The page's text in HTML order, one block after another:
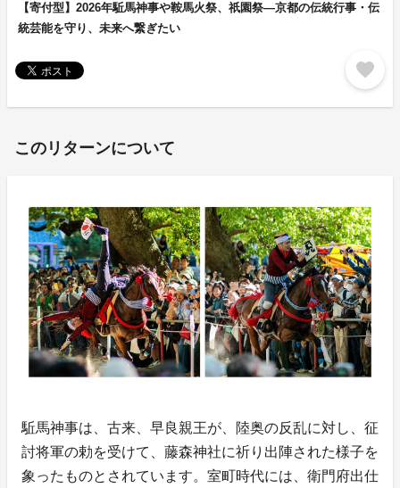
【寄付型】2026年駈馬神事や鞍馬火祭、祇園祭―京都の伝統行事・伝
統芸能を守り、未来へ繋ぎたい
favorite
このリターンについて
駈馬神事は、古来、早良親王が、陸奥の反乱に対し、征
討将軍の勅を受けて、藤森神社に祈り出陣された様子を
象ったものとされています。室町時代には、衛門府出仕